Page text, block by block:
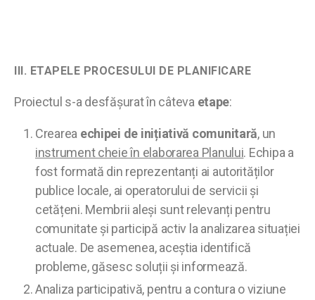
III. ETAPELE PROCESULUI DE PLANIFICARE
Proiectul s-a desfășurat în câteva etape:
Crearea echipei de inițiativă comunitară, un
instrument cheie în elaborarea Planului. Echipa a
fost formată din reprezentanți ai autorităților
publice locale, ai operatorului de servicii și
cetățeni. Membrii aleși sunt relevanți pentru
comunitate și participă activ la analizarea situației
actuale. De asemenea, aceștia identifică
probleme, găsesc soluții și informează.
Analiza participativă, pentru a contura o viziune